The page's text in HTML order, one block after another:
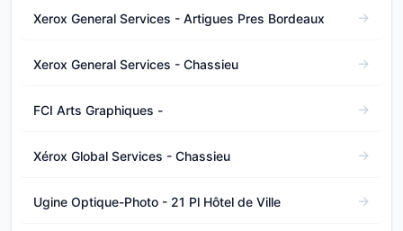
Xerox General Services - Artigues Pres Bordeaux
Xerox General Services - Chassieu
FCI Arts Graphiques -
Xérox Global Services - Chassieu
Ugine Optique-Photo - 21 Pl Hôtel de Ville